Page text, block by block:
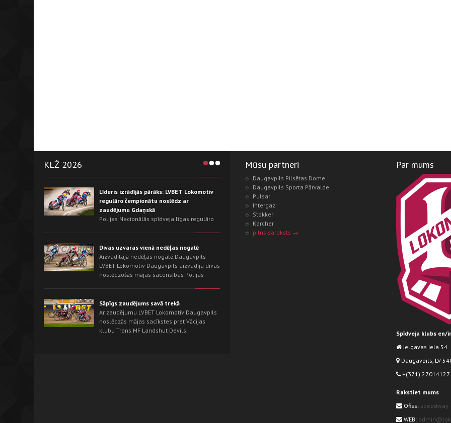
KLŻ 2026
Līderis izrādījās pārāks: LVBET Lokomotiv
regulāro čempionātu noslēdz ar
zaudējumu Gdaņskā
Polijas Nacionālās spīdveja līgas regulāro
sezonas līderi - Wybrzeże Gdańsk. Gdaņskas
trekā mājinieki jau no pirmajiem
braucieniem pārņēma iniciatīvu un izcīnīja
uzvaru ar rezultātu 54:36.
Divas uzvaras vienā nedēļas nogalē
Aizvadītajā nedēļas nogalē Daugavpils
LVBET Lokomotiv Daugavpils aizvadīja divas
noslēdzošās mājas sacensības Polijas
vispirms neticami saspringtā cīņā izrāva
uzvaru pār OK Kolejarz Opole ar rezultātu
46:44, bet nākamajā dienā pārliecinoši
pārspēja Śląsk Świętochłowice - 62:26.
Sāpīgs zaudējums savā trekā
Ar zaudējumu LVBET Lokomotiv Daugavpils
noslēdzās mājas sacīkstes pret Vācijas
klubu Trans MF Landshut Devils.
Mūsu partneri
Daugavpils Pilsētas Dome
Daugavpils Sporta Pārvalde
Pulsar
Intergaz
Stokker
Karcher
pilns saraksts →
Par mums
Spīdveja klubs
Jelgavas iela 54
Daugavpils, LV-
+(371) 27014127
Rakstiet mums
Ofiss:
WEB: